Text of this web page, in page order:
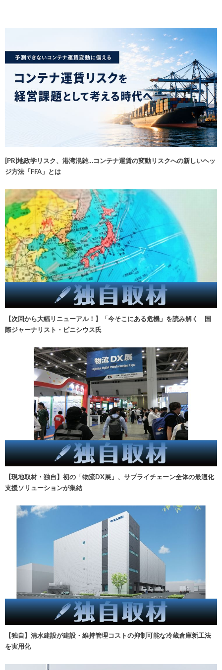
[PR]地政学リスク、港湾混雑…コンテナ運賃の変動リスクへの新しいヘッ
ジ方法「FFA」とは
【次回から大幅リニューアル！】「今そこにある危機」を読み解く 国
際ジャーナリスト・ビニシウス氏
【現地取材・独自】初の「物流DX展」、サプライチェーン全体の最適化
支援ソリューションが集結
【独自】清水建設が建設・維持管理コストの抑制可能な冷蔵倉庫新工法
を実用化